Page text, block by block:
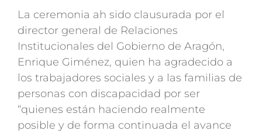
La ceremonia ah sido clausurada por el
director general de Relaciones
Institucionales del Gobierno de Aragón,
Enrique Giménez, quien ha agradecido a
los trabajadores sociales y a las familias de
personas con discapacidad por ser
“quienes están haciendo realmente
posible y de forma continuada el avance